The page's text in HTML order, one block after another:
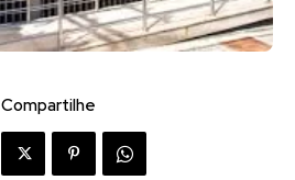
Compartilhe